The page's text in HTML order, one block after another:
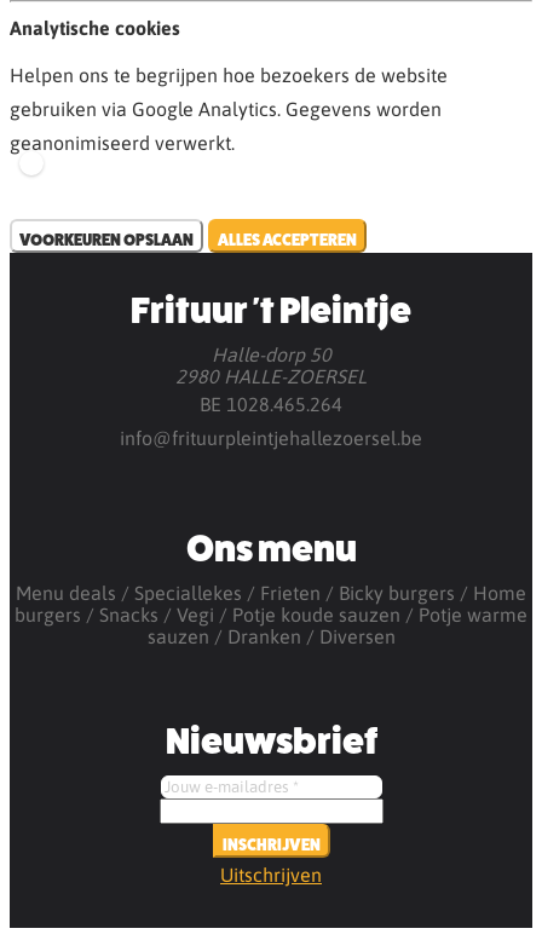
Analytische cookies
Helpen ons te begrijpen hoe bezoekers de website
gebruiken via Google Analytics. Gegevens worden
geanonimiseerd verwerkt.
VOORKEUREN OPSLAAN ALLES ACCEPTEREN
Frituur 't Pleintje
Halle-dorp 50
2980 HALLE-ZOERSEL
BE 1028.465.264
info@frituurpleintjehallezoersel.be
Ons menu
Menu deals Speciallekes Frieten Bicky burgers
Home
burgers
Snacks Vegi Potje koude sauzen
Potje warme
sauzen
Dranken Diversen
Nieuwsbrief
INSCHRIJVEN
Uitschrijven